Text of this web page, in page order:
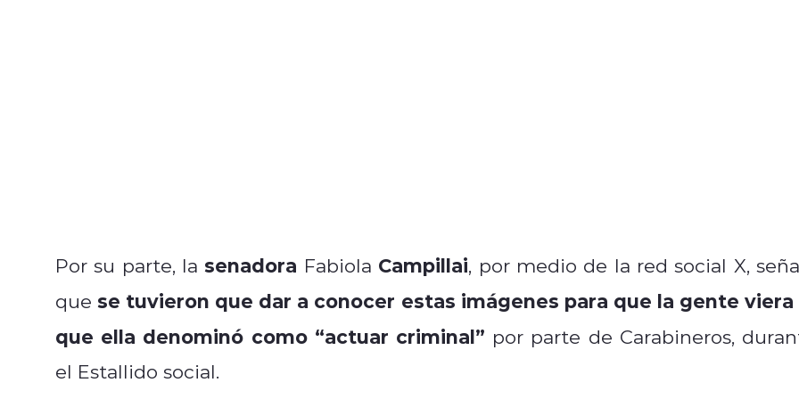
Por su parte, la senadora Fabiola Campillai, por medio de la red social X,
que se tuvieron que dar a conocer estas imágenes para que la gente viera
que ella denominó como “actuar criminal” por parte de Carabineros,
el Estallido social.